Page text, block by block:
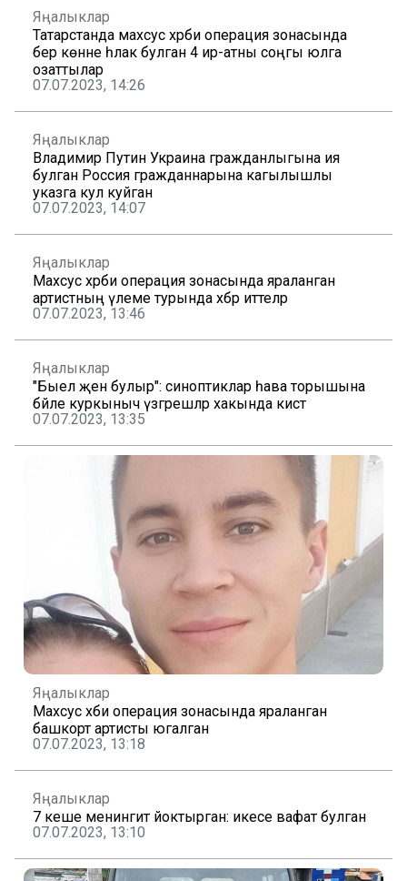
Яңалыклар
Татарстанда махсус хәрби операция зонасында
бер көнне һәлак булган 4 ир-атны соңгы юлга
озаттылар
07.07.2023, 14:26
Яңалыклар
Владимир Путин Украина гражданлыгына ия
булган Россия гражданнарына кагылышлы
указга кул куйган
07.07.2023, 14:07
Яңалыклар
Махсус хәрби операция зонасында яраланган
артистның үлеме турында хәбәр иттеләр
07.07.2023, 13:46
Яңалыклар
"Быел җәен булыр": синоптиклар һава торышына
бәйле куркыныч үзгәрешләр хакында кисәтә
07.07.2023, 13:35
Яңалыклар
Махсус хәби операция зонасында яраланган
башкорт артисты югалган
07.07.2023, 13:18
Яңалыклар
7 кеше менингит йоктырган: икесе вафат булган
07.07.2023, 13:10